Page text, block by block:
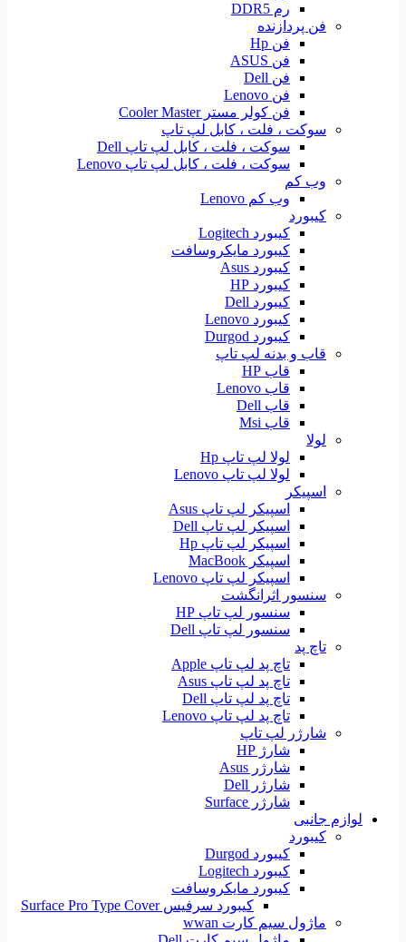
رم DDR5
فن پردازنده
فن Hp
فن ASUS
فن Dell
فن Lenovo
فن کولر مستر Cooler Master
سوکت ، فلت ، کابل لپ تاپ
سوکت ، فلت ، کابل لپ تاپ Dell
سوکت ، فلت ، کابل لپ تاپ Lenovo
وب کم
وب کم Lenovo
کیبورد
کیبورد Logitech
کیبورد مایکروسافت
کیبورد Asus
کیبورد HP
کیبورد Dell
کیبورد Lenovo
کیبورد Durgod
قاب و بدنه لپ تاپ
قاب HP
قاب Lenovo
قاب Dell
قاب Msi
لولا
لولا لپ تاپ Hp
لولا لپ تاپ Lenovo
اسپیکر
اسپیکر لپ تاپ Asus
اسپیکر لپ تاپ Dell
اسپیکر لپ تاپ Hp
اسپیکر MacBook
اسپیکر لپ تاپ Lenovo
سنسور اثرانگشت
سنسور لپ تاپ HP
سنسور لپ تاپ Dell
تاچ پد
تاچ پد لپ تاپ Apple
تاچ پد لپ تاپ Asus
تاچ پد لپ تاپ Dell
تاچ پد لپ تاپ Lenovo
شارژر لپ تاپ
شارژ HP
شارژر Asus
شارژر Dell
شارژر Surface
لوازم جانبی
کیبورد
کیبورد Durgod
کیبورد Logitech
کیبورد مایکروسافت
کیبورد سرفیس Surface Pro Type Cover
ماژول سیم کارت wwan